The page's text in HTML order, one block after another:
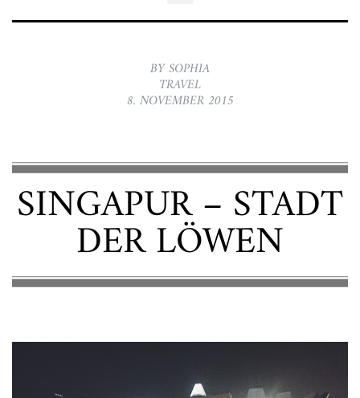
BY SOPHIA
TRAVEL
8. NOVEMBER 2015
SINGAPUR – STADT
DER LÖWEN